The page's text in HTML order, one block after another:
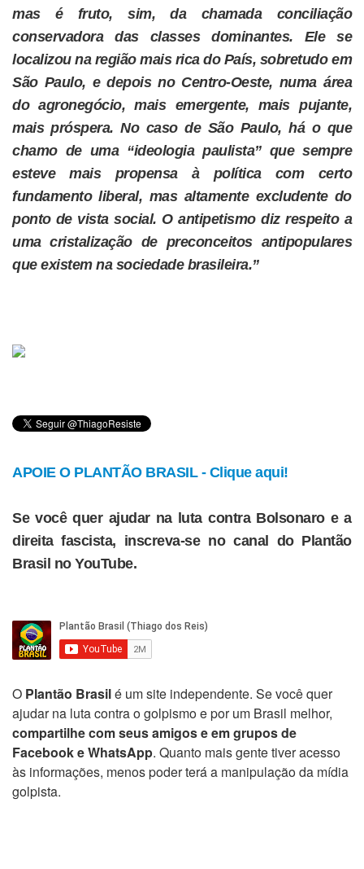
mas é fruto, sim, da chamada conciliação
conservadora das classes dominantes. Ele se
localizou na região mais rica do País, sobretudo em
São Paulo, e depois no Centro-Oeste, numa área
do agronegócio, mais emergente, mais pujante,
mais próspera. No caso de São Paulo, há o que
chamo de uma “ideologia paulista” que sempre
esteve mais propensa à política com certo
fundamento liberal, mas altamente excludente do
ponto de vista social. O antipetismo diz respeito a
uma cristalização de preconceitos antipopulares
que existem na sociedade brasileira.”
APOIE O PLANTÃO BRASIL - Clique aqui!
Se você quer ajudar na luta contra Bolsonaro e a
direita fascista, inscreva-se no canal do Plantão
Brasil no YouTube.
O Plantão Brasilé um site independente. Se você quer
ajudar na luta contra o golpismo e por um Brasil melhor,
compartilhe com seus amigos e em grupos de
Facebook e WhatsApp. Quanto mais gente tiver acesso
às informações, menos poder terá a manipulação da mídia
golpista.